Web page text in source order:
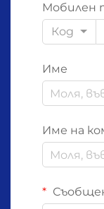
Мобилен
Код
Име
Име на